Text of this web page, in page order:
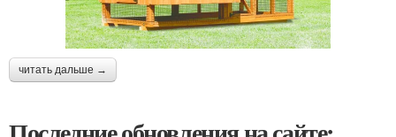
читать дальше →